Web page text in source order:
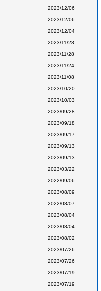
2023/12/06
2023/12/06
2023/12/04
2023/11/28
2023/11/28
2023/11/24
2023/11/08
2023/10/20
2023/10/03
2023/09/28
2023/09/18
2023/09/17
2023/09/13
2023/09/13
2023/03/22
2022/09/06
2023/08/09
2022/08/07
2023/08/04
2023/08/04
2023/08/02
2023/07/26
2023/07/26
2023/07/19
2023/07/19